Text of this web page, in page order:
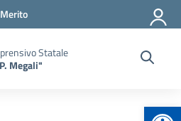
Statale
Megali"